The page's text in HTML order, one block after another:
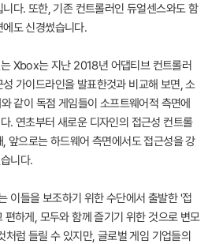
다. 또한, 기존 컨트롤러인 듀얼센스와도 함
도 신경썼습니다.
Xbox는 지난 2018년 어댑티브 컨트롤러
가이드라인을 발표한것과 비교해 보면, 소
같이 독점 게임들이 소프트웨어적 측면에
. 연초부터 새로운 디자인의 접근성 컨트롤
앞으로는 하드웨어 측면에서도 접근성을 강
니다.
이들을 보조하기 위한 수단에서 출발한 '접
하게, 모두와 함께 즐기기 위한 것으로 변모
럼 들릴 수 있지만, 글로벌 게임 기업들의